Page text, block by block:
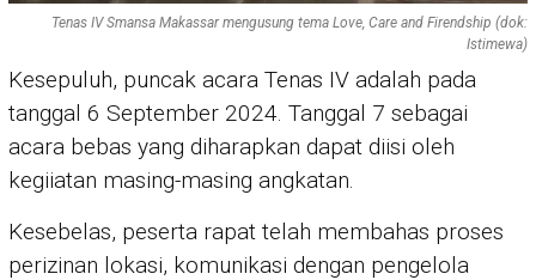
Tenas IV Smansa Makassar mengusung tema Love, Care and Firendship (dok:
Istimewa)
Kesepuluh, puncak acara Tenas IV adalah pada
tanggal 6 September 2024. Tanggal 7 sebagai
acara bebas yang diharapkan dapat diisi oleh
kegiiatan masing-masing angkatan.
Kesebelas, peserta rapat telah membahas proses
perizinan lokasi, komunikasi dengan pengelola